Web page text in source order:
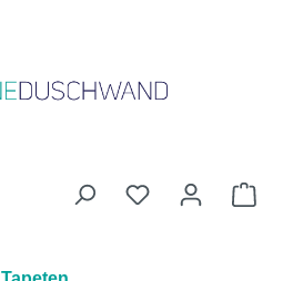
Du hast 0